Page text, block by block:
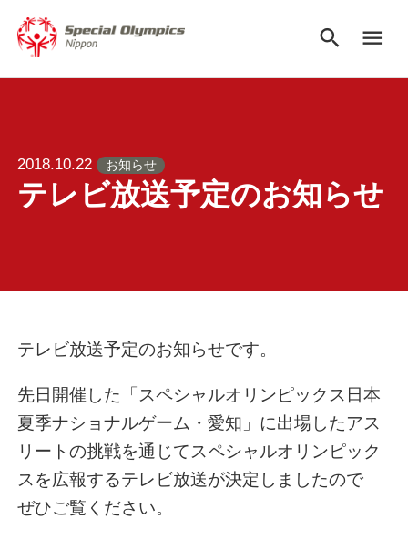
search menu
2018.10.22 お知らせ
テレビ放送予定のお知らせ
テレビ放送予定のお知らせです。
先日開催した「スペシャルオリンピックス日本
夏季ナショナルゲーム・愛知」に出場したアス
リートの挑戦を通じてスペシャルオリンピック
スを広報するテレビ放送が決定しましたので
ぜひご覧ください。